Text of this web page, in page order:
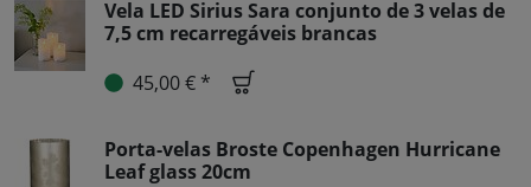
Vela LED Sirius Sara conjunto de 3 velas de
7,5 cm recarregáveis brancas
45,00 € *
Porta-velas Broste Copenhagen Hurricane
Leaf glass 20cm